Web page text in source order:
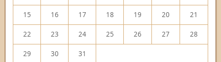
15 16 17 18 19 20 21
22 23 24 25 26 27 28
29 30 31